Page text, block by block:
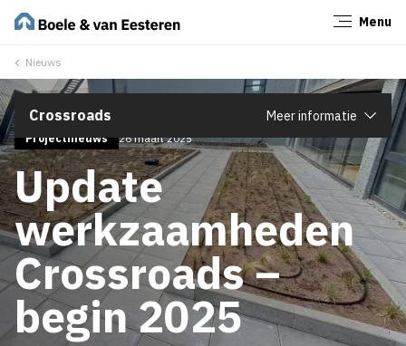
Menu
Nieuws
Crossroads Meer informatie
Projectnieuws 26 maart 2025
Update
werkzaamheden
Crossroads –
begin 2025
Sluiten